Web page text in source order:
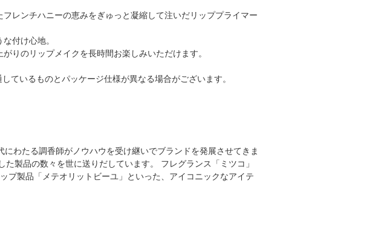
レンチハニーの恵みをぎゅっと凝縮して注いだリッププライマー
付け心地。
りのリップメイクを長時間お楽しみいただけます。
ているものとパッケージ仕様が異なる場合がございます。
わたる調香師がノウハウを受け継いでブランドを発展させてきま
製品の数々を世に送りだしています。 フレグランス「ミツコ」
プ製品「メテオリットビーユ」といった、アイコニックなアイテ